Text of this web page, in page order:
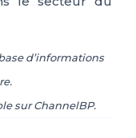
d’informations
sur ChannelBP.